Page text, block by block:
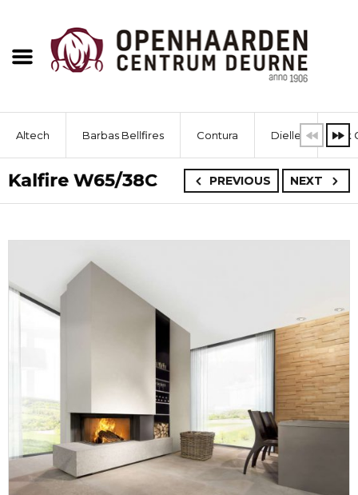
Altech Barbas Bellfires Contura Dielle Dik
PREVIOUS NEXT
Kalfire W65/38C